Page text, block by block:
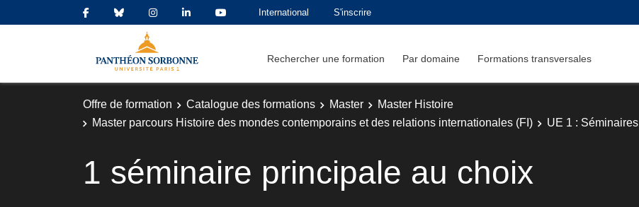
International S'inscrire
Rechercher une formation Par domaine Formations transversales
Offre de formation Catalogue des formations Master
Master Histoire
Master parcours Histoire des mondes contemporains et des relations internationales (FI)
UE 1 : Séminaires
1 séminaire principale au choix